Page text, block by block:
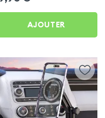
9 Pro
AJOUTER